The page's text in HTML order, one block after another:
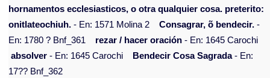
hornamentos ecclesiasticos, o otra qualquier cosa. preterito:
onitlateochiuh. - En: 1571 Molina 2 Consagrar, õ bendecir. -
En: 1780 ? Bnf_361
rezar / hacer oración - En: 1645 Carochi
absolver - En: 1645 Carochi Bendecir Cosa Sagrada- En:
17?? Bnf_362